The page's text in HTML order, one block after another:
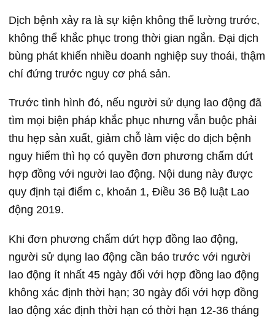
Dịch bệnh xảy ra là sự kiện không thể lường trước,
không thể khắc phục trong thời gian ngắn. Đại dịch
bùng phát khiến nhiều doanh nghiệp suy thoái, thậm
chí đứng trước nguy cơ phá sản.
Trước tình hình đó, nếu người sử dụng lao động đã
tìm mọi biện pháp khắc phục nhưng vẫn buộc phải
thu hẹp sản xuất, giảm chỗ làm việc do dịch bệnh
nguy hiểm thì họ có quyền đơn phương chấm dứt
hợp đồng với người lao động. Nội dung này được
quy định tại điểm c, khoản 1, Điều 36 Bộ luật Lao
động 2019.
Khi đơn phương chấm dứt hợp đồng lao động,
người sử dụng lao động cần báo trước với người
lao động ít nhất 45 ngày đối với hợp đồng lao động
không xác định thời hạn; 30 ngày đối với hợp đồng
lao động xác định thời hạn có thời hạn 12-36 tháng